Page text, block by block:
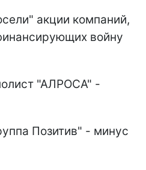
акции компаний,
войну
"АЛРОСА" -
Позитив" - минус